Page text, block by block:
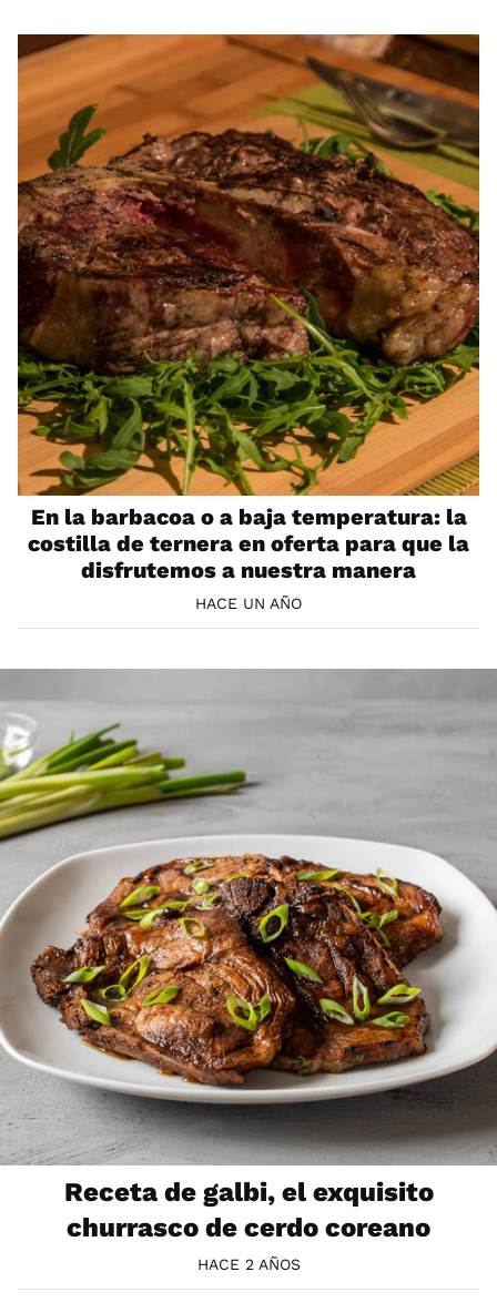
En la barbacoa o a baja temperatura: la
costilla de ternera en oferta para que la
disfrutemos a nuestra manera
HACE UN AÑO
Receta de galbi, el exquisito
churrasco de cerdo coreano
HACE 2 AÑOS